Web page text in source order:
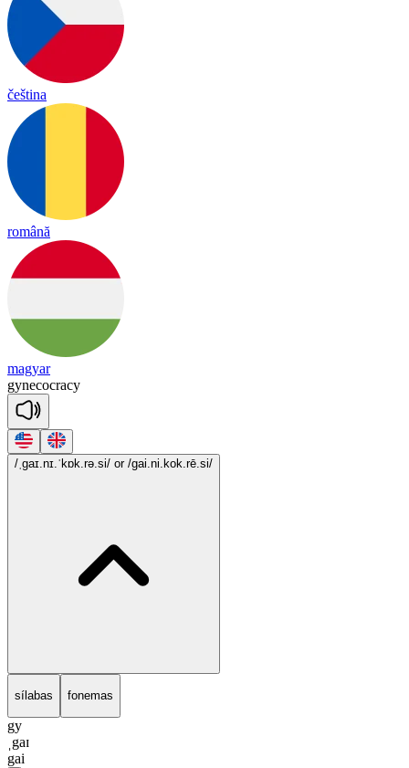
čeština
română
magyar
gynecocracy
/ˌgaɪ.nɪ.ˈkɒk.rə.si/ or /gai.ni.kok.rē.si/
sílabas fonemas
gy
ˌgaɪ
gai